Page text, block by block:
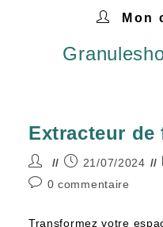
Mon
Extracteur de
21/07/2024
0 commentaire
Transformez votre